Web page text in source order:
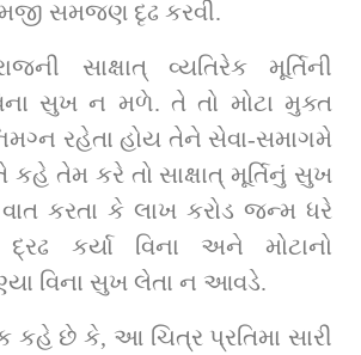
સમજણ દૃઢ કરવી.
સાક્ષાત્ વ્યતિરેક મૂર્તિની
સુખ ન મળે. તે તો મોટા મુક્ત
રહેતા હોય તેને સેવા-સમાગમે
તેમ કરે તો સાક્ષાત્ મૂર્તિનું સુખ
કરતા કે લાખ કરોડ જન્મ ધરે
કર્યા વિના અને મોટાનો
વિના સુખ લેતા ન આવડે.
કહે છે કે, આ ચિત્ર પ્રતિમા સારી